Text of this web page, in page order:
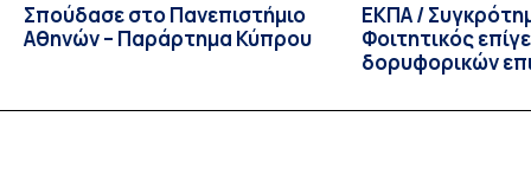
Σπούδασε στο Πανεπιστήμιο
Αθηνών – Παράρτημα Κύπρου
ΕΚΠΑ /
Φοιτητικός
δορυφορικών